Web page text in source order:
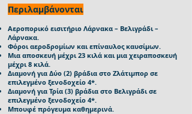
Περιλαμβάνονται
Αεροπορικό εισιτήριο Λάρνακα – Βελιγράδι –
Λάρνακα.
Φόροι αεροδρομίων και επίναυλος καυσίμων.
Μια αποσκευή μέχρι 23 κιλά και μια χειραποσκευή
μέχρι 8 κιλά.
Διαμονή για Δύο (2) βράδια στο Ζλάτιμπορ σε
επιλεγμένο ξενοδοχείο 4*.
Διαμονή για Τρία (3) βράδια στο Βελιγράδι σε
επιλεγμένο ξενοδοχείο 4*.
Μπουφέ πρόγευμα καθημερινά.